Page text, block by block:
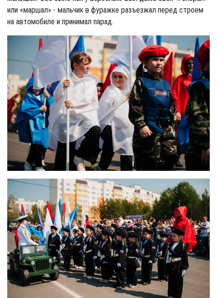
или «маршал» - мальчик в фуражке разъезжал перед строем
на автомобиле и принимал парад.